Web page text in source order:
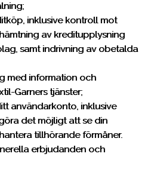
inklusive kontroll mot
av kreditupplysning
samt indrivning av obetalda
med information och
Garners tjänster;
användarkonto, inklusive
det möjligt att se din
tillhörande förmåner.
erbjudanden och